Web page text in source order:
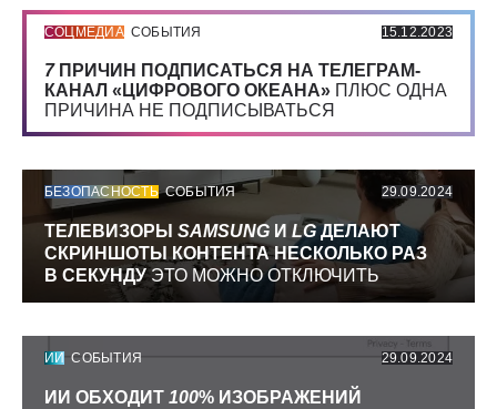
СОЦМЕДИА СОБЫТИЯ 15.12.2023
7 ПРИЧИН ПОДПИСАТЬСЯ НА ТЕЛЕГРАМ-
КАНАЛ «ЦИФРОВОГО ОКЕАНА» ПЛЮС ОДНА
ПРИЧИНА НЕ ПОДПИСЫВАТЬСЯ
БЕЗОПАСНОСТЬ СОБЫТИЯ 29.09.2024
ТЕЛЕВИЗОРЫ SAMSUNG И LGДЕЛАЮТ
СКРИНШОТЫ КОНТЕНТА НЕСКОЛЬКО РАЗ
В СЕКУНДУЭТО МОЖНО ОТКЛЮЧИТЬ
ИИ СОБЫТИЯ 29.09.2024
ИИ ОБХОДИТ 100% ИЗОБРАЖЕНИЙ